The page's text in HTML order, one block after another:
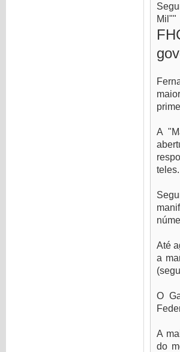
Mil""
A
Até
a
O
A
do